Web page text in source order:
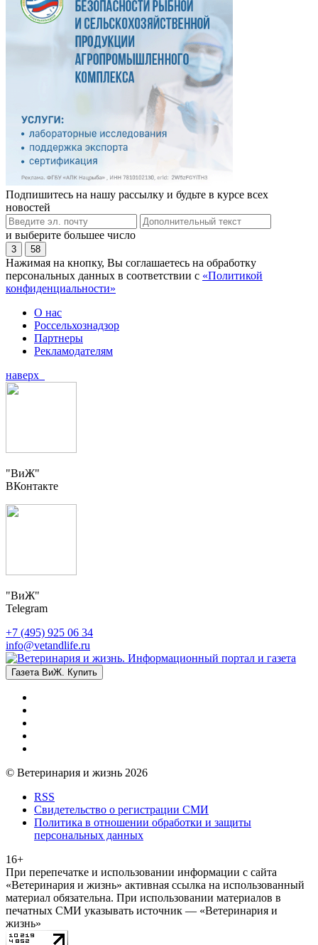
Подпишитесь на нашу рассылку и будьте в курсе всех
новостей
и выберите большее число
3 58
Нажимая на кнопку, Вы соглашаетесь на обработку
персональных данных в соответствии с «Политикой
конфиденциальности»
О нас
Россельхознадзор
Партнеры
Рекламодателям
наверх
"ВиЖ"
ВКонтакте
"ВиЖ"
Telegram
+7 (495) 925 06 34
info@vetandlife.ru
Газета ВиЖ. Купить
© Ветеринария и жизнь 2026
RSS
Свидетельство о регистрации СМИ
Политика в отношении обработки и защиты
персональных данных
16+
При перепечатке и использовании информации с сайта
«Ветеринария и жизнь» активная ссылка на использованный
материал обязательна. При использовании материалов в
печатных СМИ указывать источник — «Ветеринария и
жизнь»